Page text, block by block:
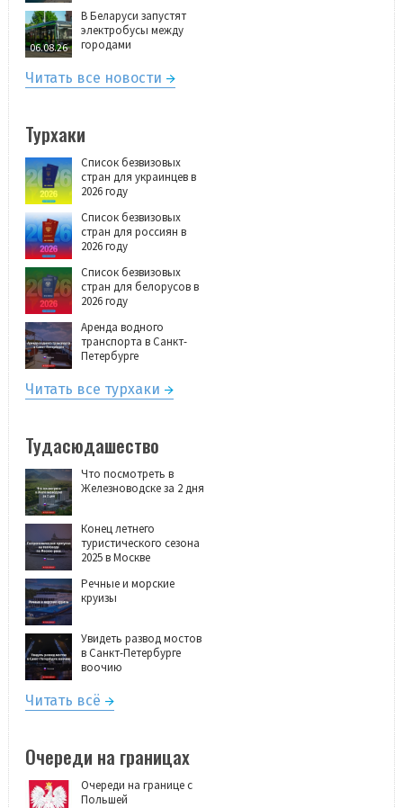
06.08.26
В Беларуси запустят
электробусы между
городами
Читать все новости
Турхаки
Список безвизовых
стран для украинцев в
2026 году
Список безвизовых
стран для россиян в
2026 году
Список безвизовых
стран для белорусов в
2026 году
Аренда водного
транспорта в Санкт-
Петербурге
Читать все турхаки
Тудасюдашество
Что посмотреть в
Железноводске за 2 дня
Конец летнего
туристического сезона
2025 в Москве
Речные и морские
круизы
Увидеть развод мостов
в Санкт-Петербурге
воочию
Читать всё
Очереди на границах
Очереди на границе с
Польшей